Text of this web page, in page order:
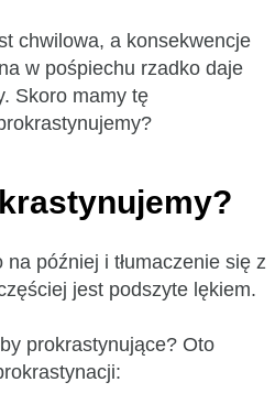
chwilowa, a konsekwencje
w pośpiechu rzadko daje
Skoro mamy tę
na później i tłumaczenie się z
jest podszyte lękiem.
prokrastynujące? Oto